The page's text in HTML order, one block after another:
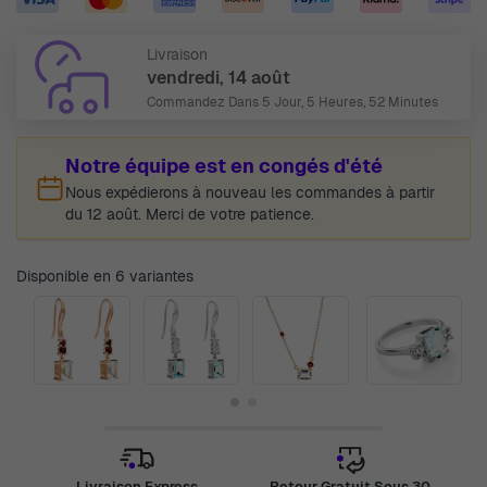
Livraison
vendredi, 14 août
Commandez Dans 5 Jour, 5 Heures, 52 Minutes
Notre équipe est en congés d'été
Nous expédierons à nouveau les commandes à partir
du 12 août. Merci de votre patience.
Disponible en 6 variantes